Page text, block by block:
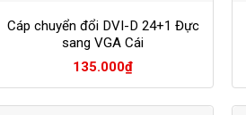
Cáp chuyển đổi DVI-D 24+1 Đực
sang VGA Cái
135.000₫